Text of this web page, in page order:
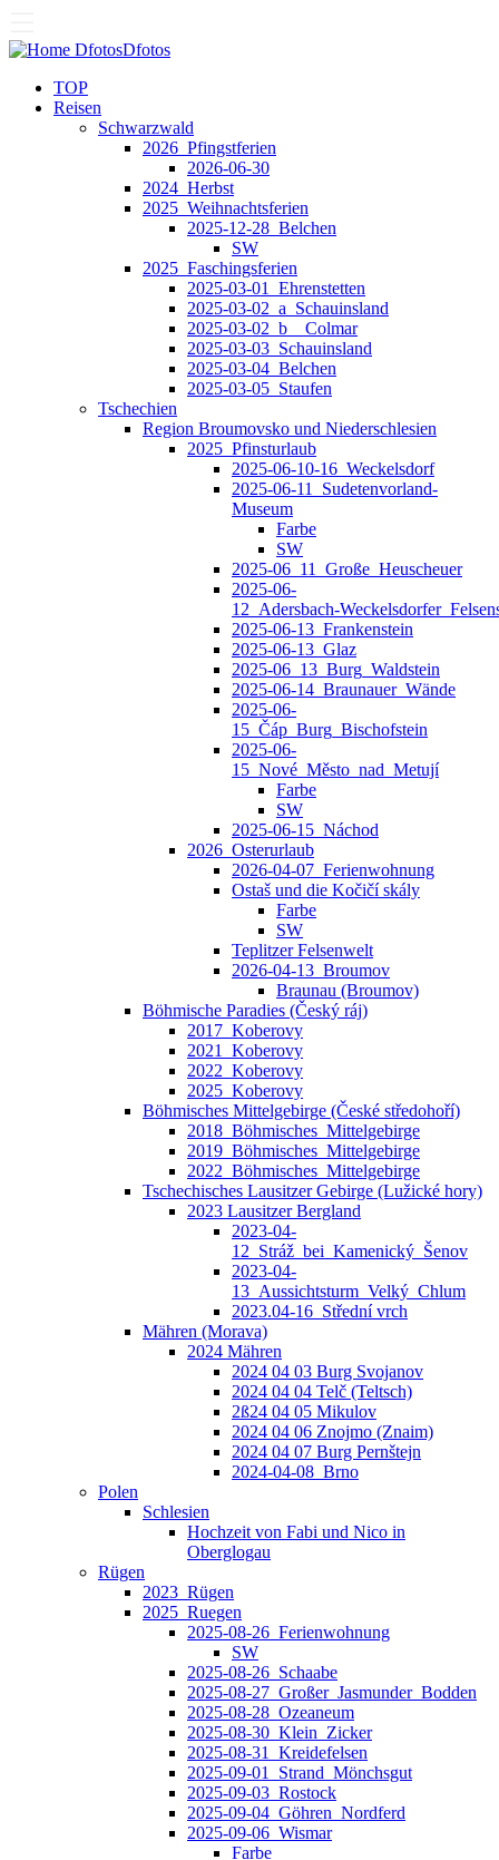
DfotosDfotos
TOP
Reisen
Schwarzwald
2026_Pfingstferien
2026-06-30
2024_Herbst
2025_Weihnachtsferien
2025-12-28_Belchen
SW
2025_Faschingsferien
2025-03-01_Ehrenstetten
2025-03-02_a_Schauinsland
2025-03-02_b__Colmar
2025-03-03_Schauinsland
2025-03-04_Belchen
2025-03-05_Staufen
Tschechien
Region Broumovsko und Niederschlesien
2025_Pfinsturlaub
2025-06-10-16_Weckelsdorf
2025-06-11_Sudetenvorland-
Museum
Farbe
SW
2025-06_11_Große_Heuscheuer
2025-06-
2025-06-13_Frankenstein
2025-06-13_Glaz
2025-06_13_Burg_Waldstein
2025-06-14_Braunauer_Wände
2025-06-
15_Čáp_Burg_Bischofstein
2025-06-
15_Nové_Město_nad_Metují
Farbe
SW
2025-06-15_Náchod
2026_Osterurlaub
2026-04-07_Ferienwohnung
Ostaš und die Kočičí skály
Farbe
SW
Teplitzer Felsenwelt
2026-04-13_Broumov
Braunau (Broumov)
Böhmische Paradies (Český ráj)
2017_Koberovy
2021_Koberovy
2022_Koberovy
2025_Koberovy
Böhmisches Mittelgebirge (České středohoří)
2018_Böhmisches_Mittelgebirge
2019_Böhmisches_Mittelgebirge
2022_Böhmisches_Mittelgebirge
Tschechisches Lausitzer Gebirge (Lužické hory)
2023 Lausitzer Bergland
2023-04-
12_Stráž_bei_Kamenický_Šenov
2023-04-
13_Aussichtsturm_Velký_Chlum
2023.04-16_Střední vrch
Mähren (Morava)
2024 Mähren
2024 04 03 Burg Svojanov
2024 04 04 Telč (Teltsch)
2ß24 04 05 Mikulov
2024 04 06 Znojmo (Znaim)
2024 04 07 Burg Pernštejn
2024-04-08_Brno
Polen
Schlesien
Hochzeit von Fabi und Nico in
Oberglogau
Rügen
2023_Rügen
2025_Ruegen
2025-08-26_Ferienwohnung
SW
2025-08-26_Schaabe
2025-08-27_Großer_Jasmunder_Bodden
2025-08-28_Ozeaneum
2025-08-30_Klein_Zicker
2025-08-31_Kreidefelsen
2025-09-01_Strand_Mönchsgut
2025-09-03_Rostock
2025-09-04_Göhren_Nordferd
2025-09-06_Wismar
Farbe